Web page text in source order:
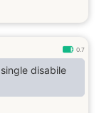
0.7
disabile